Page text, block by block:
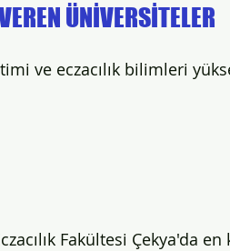
ÜNİVERSİTELER
ve eczacılık bilimleri
Fakültesi Çekya'da en